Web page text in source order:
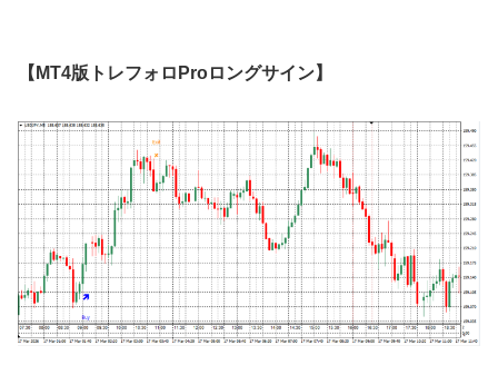
【MT4版トレフォロProロングサイン】